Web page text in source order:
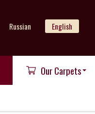
Russian English
Our Carpets